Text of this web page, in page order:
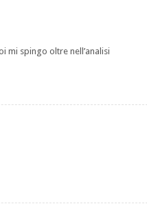
mi spingo oltre nell’analisi